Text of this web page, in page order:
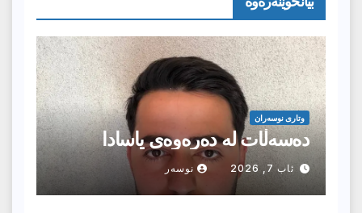
وتارى نوسەران
دەسەڵات لە دەرەوەی یاسادا
ئاب 7, 2026 نوسەر